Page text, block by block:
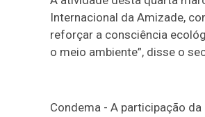
Internacional da Amizade,
reforçar a consciência
o meio ambiente”, disse o
Condema - A participação